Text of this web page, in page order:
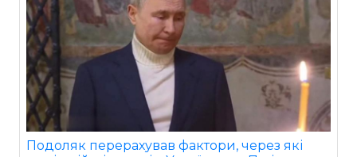
Подоляк перерахував фактори, через які